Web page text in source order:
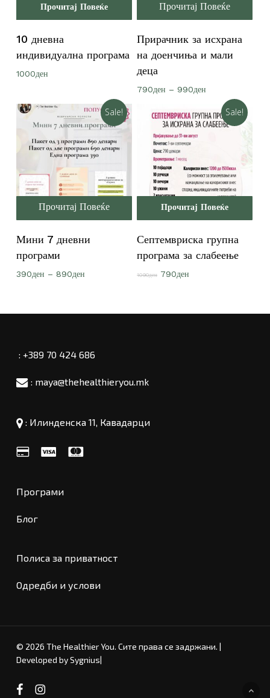
Меѓузбир:
Прочитај Повеќе
10 дневна
индивидуална програма
1000ден
Прочитај Повеќе
Прирачник за исхрана
на доенчиња и мали
деца
790ден – 990ден
range:
790ден
through
Sale!
Прочитај Повеќе
Мини 7 дневни
програми
390ден – 890денPrice
890ден
Sale!
Прочитај Повеќе
Септемвриска групна
програма за слабеење
1090ден Original
790ден
: +389 70 424 686
: maya@thehealthieryou.mk
: Илинденска 11, Кавадарци
Програми
Блог
Полиса за приватност
Одредби и услови
© 2026 The Healthier You. Сите права се задржани. |
Developed by Sygnius
facebookinstagram